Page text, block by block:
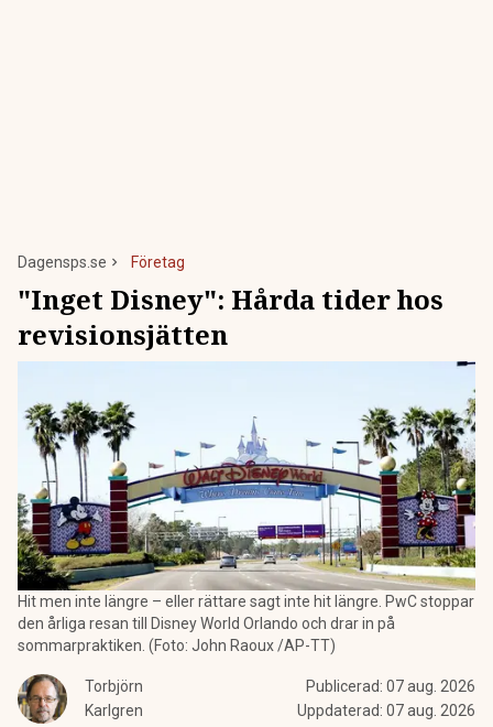
Dagensps.se Företag
"Inget Disney": Hårda tider hos
revisionsjätten
Hit men inte längre – eller rättare sagt inte hit längre. PwC stoppar
den årliga resan till Disney World Orlando och drar in på
sommarpraktiken. (Foto: John Raoux /AP-TT)
Torbjörn
Karlgren
Publicerad: 07 aug. 2026
Uppdaterad: 07 aug. 2026